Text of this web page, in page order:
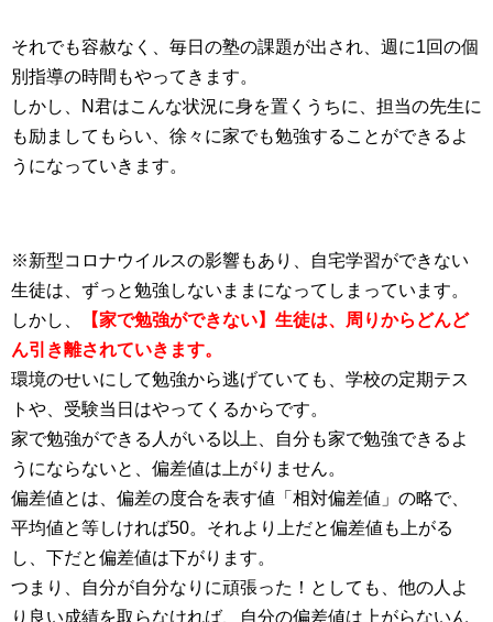
それでも容赦なく、毎日の塾の課題が出され、週に1回の個
別指導の時間もやってきます。
しかし、N君はこんな状況に身を置くうちに、担当の先生に
も励ましてもらい、徐々に家でも勉強することができるよ
うになっていきます。
※新型コロナウイルスの影響もあり、
自宅学習ができない
生徒は、ずっと勉強しないまま になってしまっています。
しかし、
【家で勉強ができない】生徒は、周りからどんど
ん引き離されていきます。
環境のせいにして勉強から逃げていても、学校の定期テス
トや、受験当日はやってくるからです。
家で勉強ができる人がいる以上、自分も家で勉強できるよ
うにならないと、偏差値は上がりません。
偏差値とは、偏差の度合を表す値「相対偏差値」の略で、
平均値と等しければ50。それより上だと偏差値も上がる
し、下だと偏差値は下がります。
つまり、自分が自分なりに頑張った！としても、他の人よ
り良い成績を取らなければ、自分の偏差値は上がらないん